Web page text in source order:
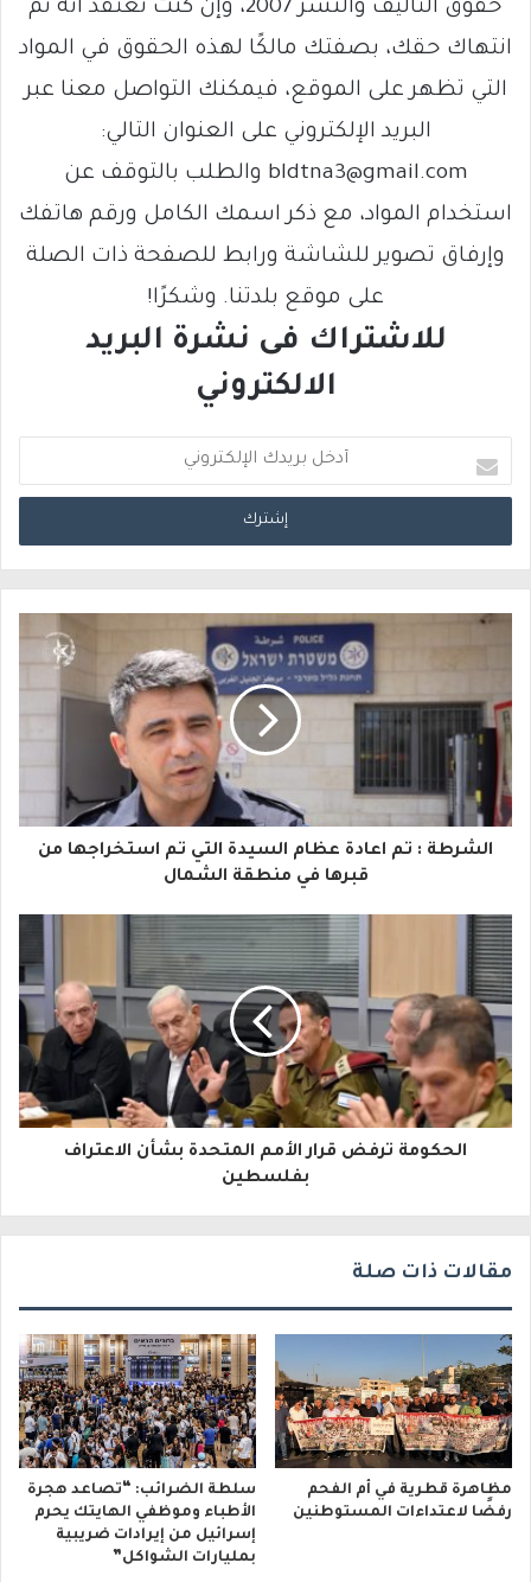
حقوق التأليف والنشر 2007، وإن كنت تعتقد أنه تم
انتهاك حقك، بصفتك مالكًا لهذه الحقوق في المواد
التي تظهر على الموقع، فيمكنك التواصل معنا عبر
البريد الإلكتروني على العنوان التالي:
bldtna3@gmail.com والطلب بالتوقف عن
استخدام المواد، مع ذكر اسمك الكامل ورقم هاتفك
وإرفاق تصوير للشاشة ورابط للصفحة ذات الصلة
على موقع بلدتنا. وشكرًا!
للاشتراك فى نشرة البريد
الالكتروني
د
خ
ي
د
ك
ا
إ
ل
ك
ر
و
الشرطة : تم اعادة عظام السيدة التي تم استخراجها من
قبرها في منطقة الشمال
الحكومة ترفض قرار الأمم المتحدة بشأن الاعتراف
بفلسطين
مقالات ذات صلة
مظاهرة قطرية في أم الفحم
رفضًا لاعتداءات المستوطنين
سلطة الضرائب: “تصاعد هجرة
الأطباء وموظفي الهايتك يحرم
إسرائيل من إيرادات ضريبية
بمليارات الشواكل”